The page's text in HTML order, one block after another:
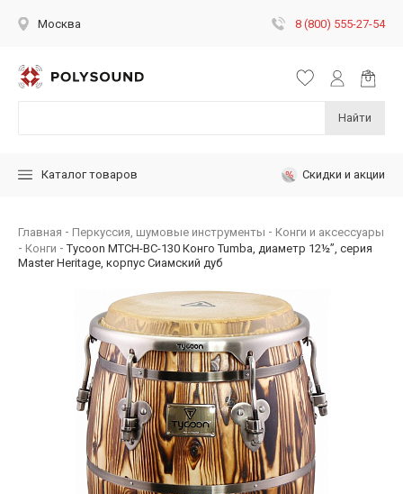
Москва 8 (800) 555-27-54
Найти
Каталог товаров Скидки и акции
Главная Перкуссия, шумовые инструменты
Конги и аксессуары
Конги
Tycoon MTCH-BC-130 Конго Tumba, диаметр 12½”, серия
Master Heritage, корпус Сиамский дуб